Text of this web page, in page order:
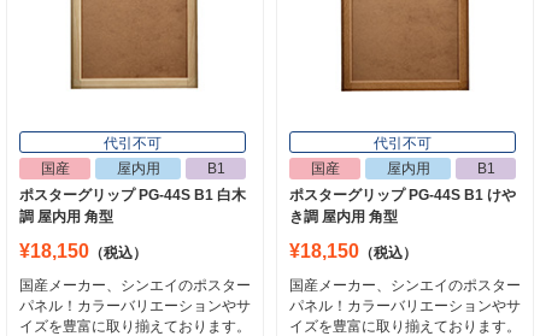
代引不可
B1
728×1030
ポスターパネル 351 B1 ステン 屋内用
代引不可
屋内用
前四辺開閉式
728×1030
ポスターパネル 334 B1 ステン 屋内用
代引不可
国産
屋内用
B1
ポスターグリップ PG-44S B1 白木
調 屋内用 角型
¥18,150 （税込）
国産メーカー、シンエイのポスター
パネル！カラーバリエーションやサ
イズを豊富に取り揃えております。
代引不可
国産
屋内用
B1
ポスターグリップ PG-44S B1 けや
き調 屋内用 角型
¥18,150 （税込）
国産メーカー、シンエイのポスター
パネル！カラーバリエーションやサ
イズを豊富に取り揃えております。